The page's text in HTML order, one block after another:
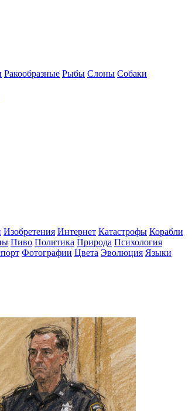
Ракообразные Рыбы Слоны Собаки
Изобретения Интернет Катастрофы Корабли
Пиво Политика Природа Психология
Фотографии Цвета Эволюция Языки